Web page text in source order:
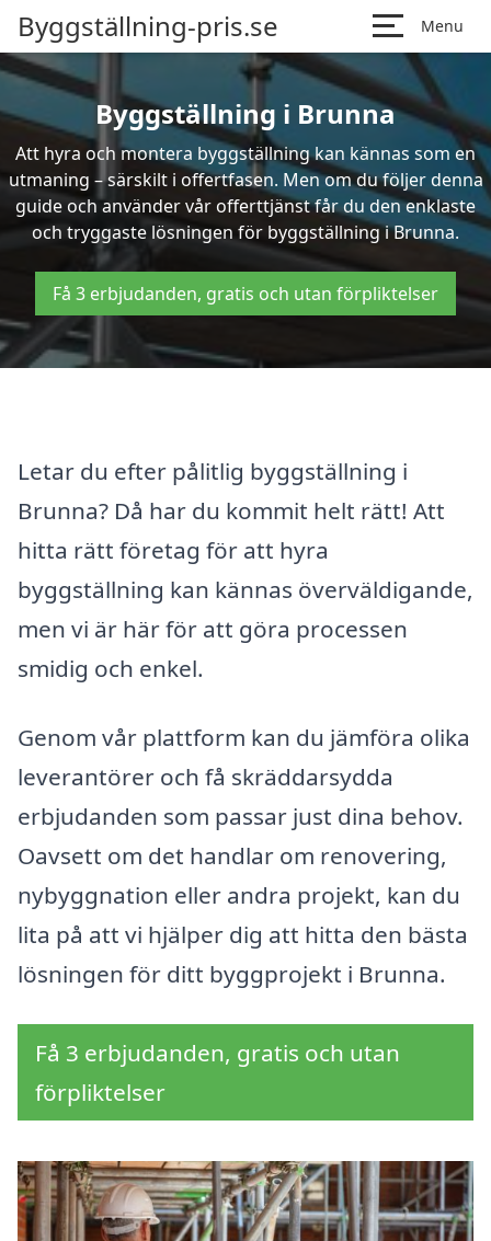
Byggställning-pris.se Menu
Byggställning i Brunna
Att hyra och montera byggställning kan kännas som en
utmaning – särskilt i offertfasen. Men om du följer denna
guide och använder vår offerttjänst får du den enklaste
och tryggaste lösningen för byggställning i Brunna.
Få 3 erbjudanden, gratis och utan förpliktelser
Letar du efter pålitlig byggställning i
Brunna? Då har du kommit helt rätt! Att
hitta rätt företag för att hyra
byggställning kan kännas överväldigande,
men vi är här för att göra processen
smidig och enkel.
Genom vår plattform kan du jämföra olika
leverantörer och få skräddarsydda
erbjudanden som passar just dina behov.
Oavsett om det handlar om renovering,
nybyggnation eller andra projekt, kan du
lita på att vi hjälper dig att hitta den bästa
lösningen för ditt byggprojekt i Brunna.
Få 3 erbjudanden, gratis och utan
förpliktelser